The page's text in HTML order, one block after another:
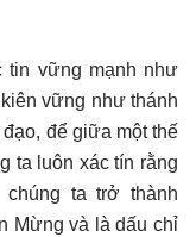
tin vững mạnh như
vững như thánh
để giữa một thế
ta luôn xác tín rằng
ta trở thành
Mừng và là dấu chỉ